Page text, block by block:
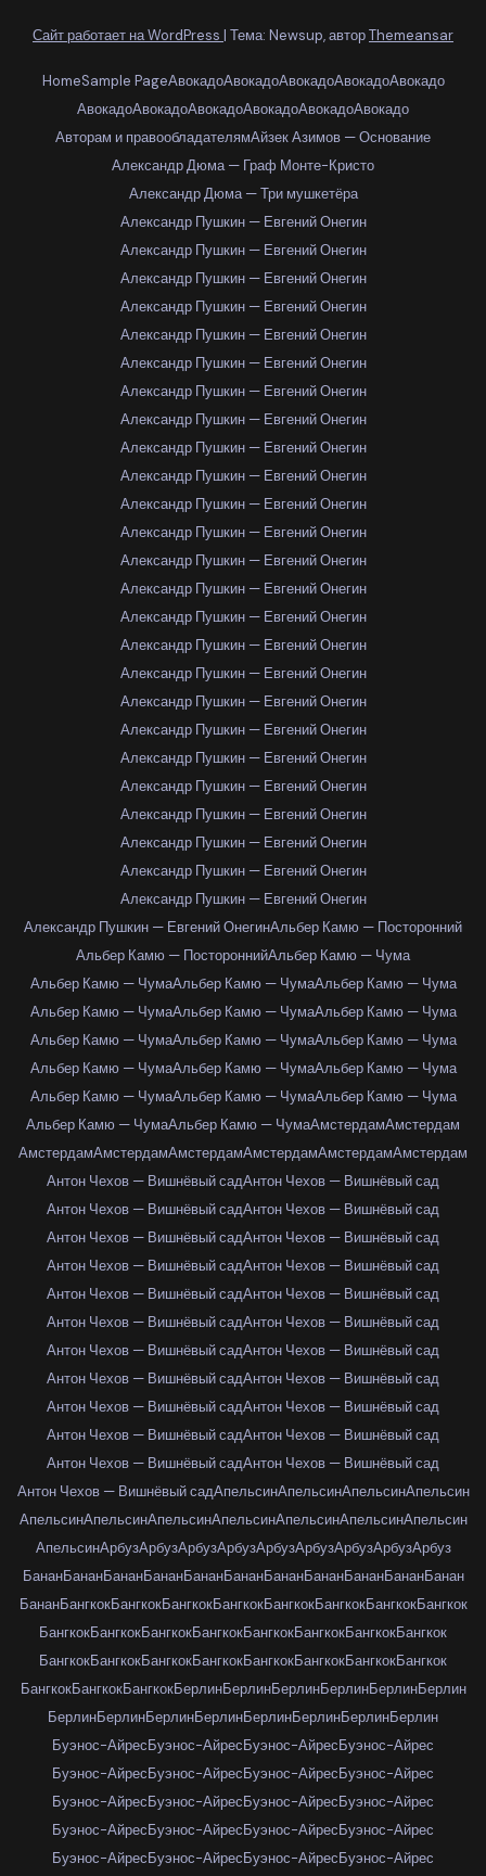
Сайт работает на WordPress | Тема: Newsup, авторThemeansar
HomeSample PageАвокадоАвокадоАвокадоАвокадоАвокадо
АвокадоАвокадоАвокадоАвокадоАвокадоАвокадо
Авторам и правообладателямАйзек Азимов — Основание
Александр Дюма — Граф Монте-Кристо
Александр Дюма — Три мушкетёра
Александр Пушкин — Евгений Онегин
Александр Пушкин — Евгений Онегин
Александр Пушкин — Евгений Онегин
Александр Пушкин — Евгений Онегин
Александр Пушкин — Евгений Онегин
Александр Пушкин — Евгений Онегин
Александр Пушкин — Евгений Онегин
Александр Пушкин — Евгений Онегин
Александр Пушкин — Евгений Онегин
Александр Пушкин — Евгений Онегин
Александр Пушкин — Евгений Онегин
Александр Пушкин — Евгений Онегин
Александр Пушкин — Евгений Онегин
Александр Пушкин — Евгений Онегин
Александр Пушкин — Евгений Онегин
Александр Пушкин — Евгений Онегин
Александр Пушкин — Евгений Онегин
Александр Пушкин — Евгений Онегин
Александр Пушкин — Евгений Онегин
Александр Пушкин — Евгений Онегин
Александр Пушкин — Евгений Онегин
Александр Пушкин — Евгений Онегин
Александр Пушкин — Евгений Онегин
Александр Пушкин — Евгений Онегин
Александр Пушкин — Евгений Онегин
Александр Пушкин — Евгений ОнегинАльбер Камю — Посторонний
Альбер Камю — ПостороннийАльбер Камю — Чума
Альбер Камю — ЧумаАльбер Камю — ЧумаАльбер Камю — Чума
Альбер Камю — ЧумаАльбер Камю — ЧумаАльбер Камю — Чума
Альбер Камю — ЧумаАльбер Камю — ЧумаАльбер Камю — Чума
Альбер Камю — ЧумаАльбер Камю — ЧумаАльбер Камю — Чума
Альбер Камю — ЧумаАльбер Камю — ЧумаАльбер Камю — Чума
Альбер Камю — ЧумаАльбер Камю — ЧумаАмстердамАмстердам
АмстердамАмстердамАмстердамАмстердамАмстердамАмстердам
Антон Чехов — Вишнёвый садАнтон Чехов — Вишнёвый сад
Антон Чехов — Вишнёвый садАнтон Чехов — Вишнёвый сад
Антон Чехов — Вишнёвый садАнтон Чехов — Вишнёвый сад
Антон Чехов — Вишнёвый садАнтон Чехов — Вишнёвый сад
Антон Чехов — Вишнёвый садАнтон Чехов — Вишнёвый сад
Антон Чехов — Вишнёвый садАнтон Чехов — Вишнёвый сад
Антон Чехов — Вишнёвый садАнтон Чехов — Вишнёвый сад
Антон Чехов — Вишнёвый садАнтон Чехов — Вишнёвый сад
Антон Чехов — Вишнёвый садАнтон Чехов — Вишнёвый сад
Антон Чехов — Вишнёвый садАнтон Чехов — Вишнёвый сад
Антон Чехов — Вишнёвый садАнтон Чехов — Вишнёвый сад
Антон Чехов — Вишнёвый садАпельсинАпельсинАпельсинАпельсин
АпельсинАпельсинАпельсинАпельсинАпельсинАпельсинАпельсин
АпельсинАрбузАрбузАрбузАрбузАрбузАрбузАрбузАрбузАрбуз
БананБананБананБананБананБананБананБананБананБананБанан
БананБангкокБангкокБангкокБангкокБангкокБангкокБангкокБангкок
БангкокБангкокБангкокБангкокБангкокБангкокБангкокБангкок
БангкокБангкокБангкокБангкокБангкокБангкокБангкокБангкок
БангкокБангкокБангкокБерлинБерлинБерлинБерлинБерлинБерлин
БерлинБерлинБерлинБерлинБерлинБерлинБерлинБерлин
Буэнос-АйресБуэнос-АйресБуэнос-АйресБуэнос-Айрес
Буэнос-АйресБуэнос-АйресБуэнос-АйресБуэнос-Айрес
Буэнос-АйресБуэнос-АйресБуэнос-АйресБуэнос-Айрес
Буэнос-АйресБуэнос-АйресБуэнос-АйресБуэнос-Айрес
Буэнос-АйресБуэнос-АйресБуэнос-АйресБуэнос-Айрес